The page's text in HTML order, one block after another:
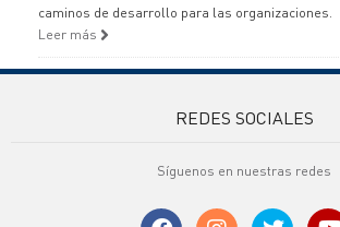
caminos de desarrollo para las organizaciones.
Leer más
REDES SOCIALES
Síguenos en nuestras redes